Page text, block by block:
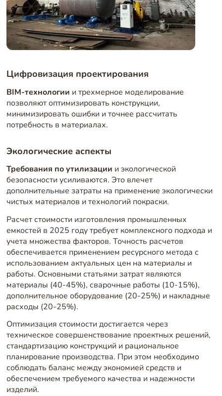
Цифровизация проектирования
BIM-технологии и трехмерное моделирование
позволяют оптимизировать конструкции,
минимизировать ошибки и точнее рассчитать
потребность в материалах.
Экологические аспекты
Требования по утилизации и экологической
безопасности усиливаются. Это влечет
дополнительные затраты на применение экологически
чистых материалов и технологий покраски.
Расчет стоимости изготовления промышленных
емкостей в 2025 году требует комплексного подхода и
учета множества факторов. Точность расчетов
обеспечивается применением ресурсного метода с
использованием актуальных цен на материалы и
работы. Основными статьями затрат являются
материалы (40-45%), сварочные работы (10-15%),
дополнительное оборудование (20-25%) и накладные
расходы (20-25%).
Оптимизация стоимости достигается через
техническое совершенствование проектных решений,
стандартизацию конструкций и рациональное
планирование производства. При этом необходимо
соблюдать баланс между экономией средств и
обеспечением требуемого качества и надежности
изделий.